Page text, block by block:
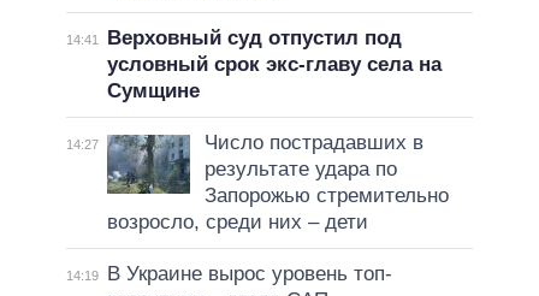
14:41
Верховный суд отпустил под
условный срок экс-главу села на
Сумщине
14:27
Число пострадавших в
результате удара по
Запорожью стремительно
возросло, среди них – дети
14:19
В Украине вырос уровень топ-